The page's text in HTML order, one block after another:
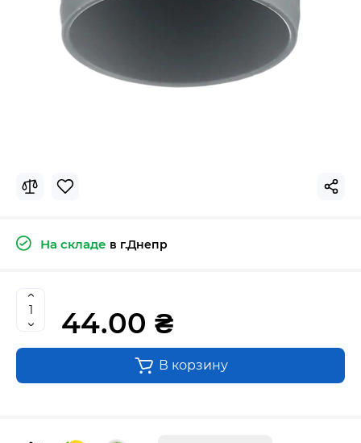
На складе в г.Днепр
44.00 ₴
В корзину